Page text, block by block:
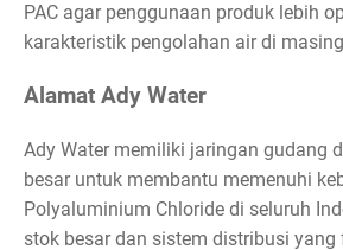
PAC agar penggunaan produk lebih
karakteristik pengolahan air di
Alamat Ady Water
Ady Water memiliki jaringan gudang
besar untuk membantu memenuhi
Polyaluminium Chloride di seluruh
stok besar dan sistem distribusi yang